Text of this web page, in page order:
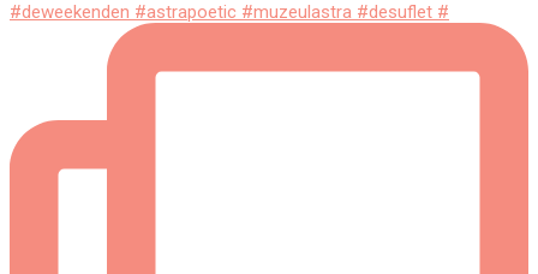
#deweekenden #astrapoetic #muzeulastra #desuflet #